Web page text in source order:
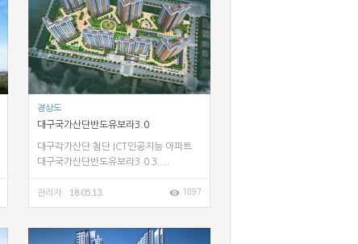
경상도
대구국가산단반도유보라3.0
대구각가산단 첨단 ICT인공지능 아파트
대구국가산단반도유보라3.0 3....
관리자 18.05.13. 1897